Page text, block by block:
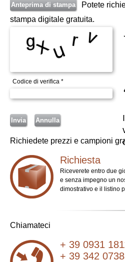
Potete
stampa digitale gratuita.
Codice di verifica *
Richiedete prezzi e campioni
Richiesta
Riceverete entro due
e senza impegno un
dimostrativo e il listino
Chiamateci
+ 39 0931
+ 39 342